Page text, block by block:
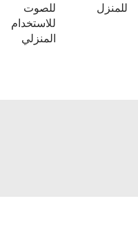
للمنزل
للصوت
للاستخدام
المنزلي